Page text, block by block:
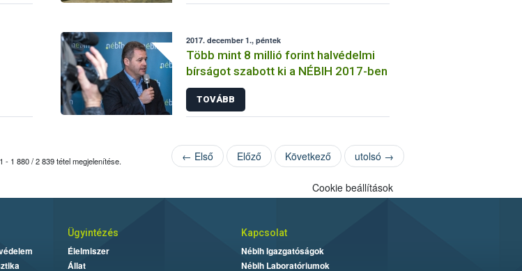
2017. december 1., péntek
Több mint 8 millió forint halvédelmi
bírságot szabott ki a NÉBIH 2017-ben
TOVÁBB
- 1 880 / 2 839 tétel megjelenítése. ← Első Előző Következő utolsó →
Cookie beállítások
Ügyintézés
Élelmiszer
Állat
Kapcsolat
Nébih Igazgatóságok
Nébih Laboratóriumok